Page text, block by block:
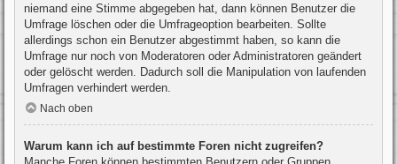
niemand eine Stimme abgegeben hat, dann können Benutzer die
Umfrage löschen oder die Umfrageoption bearbeiten. Sollte
allerdings schon ein Benutzer abgestimmt haben, so kann die
Umfrage nur noch von Moderatoren oder Administratoren geändert
oder gelöscht werden. Dadurch soll die Manipulation von laufenden
Umfragen verhindert werden.
Nach oben
Warum kann ich auf bestimmte Foren nicht zugreifen?